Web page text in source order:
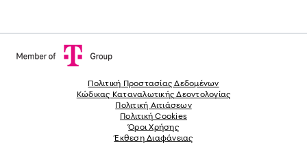
Πολιτική Προστασίας Δεδομένων
Κώδικας Καταναλωτικής Δεοντολογίας
Πολιτική Αιτιάσεων
Πολιτική Cookies
Όροι Χρήσης
Έκθεση Διαφάνειας